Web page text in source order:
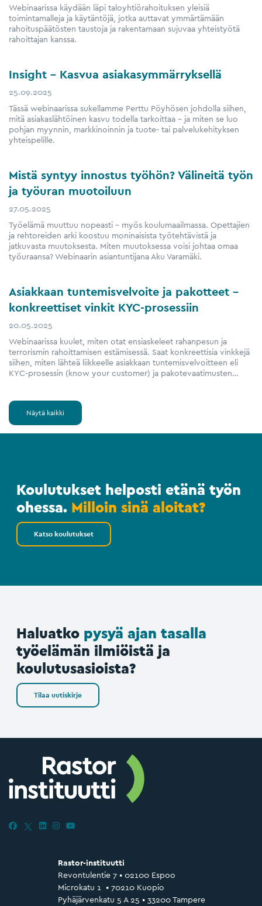
Webinaarissa käydään läpi taloyhtiörahoituksen yleisiä
toimintamalleja ja käytäntöjä, jotka auttavat ymmärtämään
rahoituspäätösten taustoja ja rakentamaan sujuvaa yhteistyötä
rahoittajan kanssa.
Insight – Kasvua asiakasymmärryksellä
25.09.2025
Tässä webinaarissa sukellamme Perttu Pöyhösen johdolla siihen,
mitä asiakaslähtöinen kasvu todella tarkoittaa – ja miten se luo
pohjan myynnin, markkinoinnin ja tuote- tai palvelukehityksen
yhteispelille.
Mistä syntyy innostus työhön? Välineitä työn
ja työuran muotoiluun
27.05.2025
Työelämä muuttuu nopeasti – myös koulumaailmassa. Opettajien
ja rehtoreiden arki koostuu moninaisista työtehtävistä ja
jatkuvasta muutoksesta. Miten muutoksessa voisi johtaa omaa
työuraansa? Webinaarin asiantuntijana Aku Varamäki.
Asiakkaan tuntemisvelvoite ja pakotteet –
konkreettiset vinkit KYC-prosessiin
20.05.2025
Webinaarissa kuulet, miten otat ensiaskeleet rahanpesun ja
terrorismin rahoittamisen estämisessä. Saat konkreettisia vinkkejä
siihen, miten lähteä liikkeelle asiakkaan tuntemisvelvoitteen eli
KYC-prosessin (know your customer) ja pakotevaatimusten…
Näytä kaikki
Koulutukset helposti etänä työn
ohessa. Milloin sinä aloitat?
Katso koulutukset
Haluatko pysyä ajan tasalla
työelämän ilmiöistä ja
koulutusasioista?
Tilaa uutiskirje
Rastor-instituutti
Revontulentie 7 • 02100 Espoo
Microkatu 1 • 70210 Kuopio
Pyhäjärvenkatu 5 A 25 • 33200 Tampere